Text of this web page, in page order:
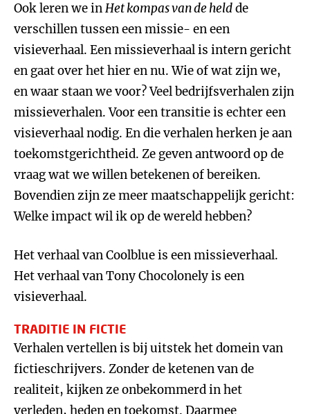
Ook leren we inHet kompas van de heldde
verschillen tussen een missie- en een
visieverhaal. Een missieverhaal is intern gericht
en gaat over het hier en nu. Wie of wat zijn we,
en waar staan we voor? Veel bedrijfsverhalen zijn
missieverhalen. Voor een transitie is echter een
visieverhaal nodig. En die verhalen herken je aan
toekomstgerichtheid. Ze geven antwoord op de
vraag wat we willen betekenen of bereiken.
Bovendien zijn ze meer maatschappelijk gericht:
Welke impact wil ik op de wereld hebben?
Het verhaal van Coolblue is een missieverhaal.
Het verhaal van Tony Chocolonely is een
visieverhaal.
TRADITIE IN FICTIE
Verhalen vertellen is bij uitstek het domein van
fictieschrijvers. Zonder de ketenen van de
realiteit, kijken ze onbekommerd in het
verleden, heden en toekomst. Daarmee